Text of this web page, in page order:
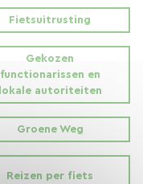
Fietsuitrusting
Gekozen
functionarissen en
lokale autoriteiten
Groene Weg
Reizen per fiets